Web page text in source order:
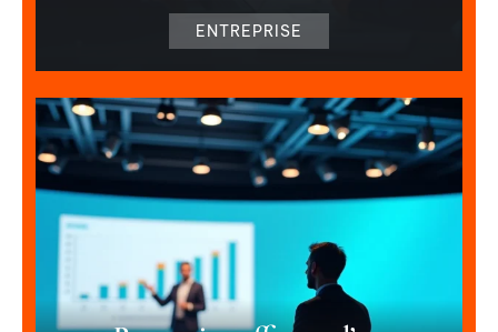
ENTREPRISE